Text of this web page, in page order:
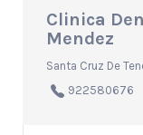
Clinica
Mendez
Santa Cruz De
922580676